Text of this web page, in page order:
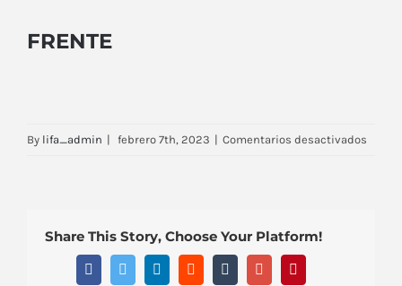
FRENTE
By lifa_admin | febrero 7th, 2023 | Comentarios desactivados
Share This Story, Choose Your Platform!
FacebookTwitter LinkedinReddit Tumblr Google+